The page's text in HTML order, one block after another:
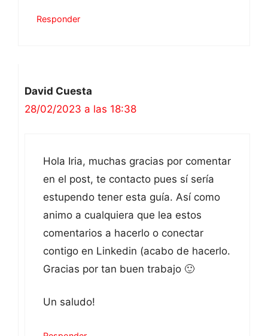
Responder
David Cuesta
28/02/2023 a las 18:38
Hola Iria, muchas gracias por comentar
en el post, te contacto pues sí sería
estupendo tener esta guía. Así como
animo a cualquiera que lea estos
comentarios a hacerlo o conectar
contigo en Linkedin (acabo de hacerlo.
Gracias por tan buen trabajo 🙂
Un saludo!